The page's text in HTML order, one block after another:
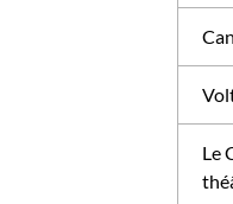
Le